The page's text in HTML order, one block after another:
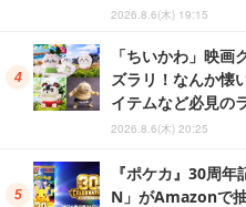
2026.8.6(木) 19:15
「ちいかわ」映
ズラリ！なんか懐
イテムなど必見の
2026.8.6(木) 20:25
『ポケカ』30周
N」がAmazonで